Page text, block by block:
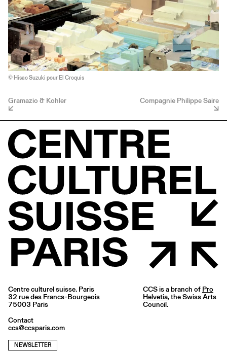
© Hisao Suzuki pour El Croquis
Gramazio & Kohler Compagnie Philippe Saire
Centre culturel suisse. Paris
32 rue des Francs-Bourgeois
75003 Paris
Contact
ccs@ccsparis.com
NEWSLETTER
CCS is a branch of Pro
Helvetia, the Swiss Arts
Council.